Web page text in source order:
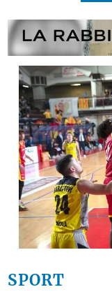
SPORT